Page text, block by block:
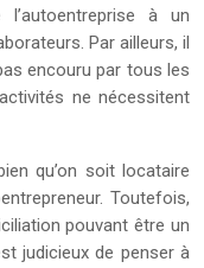
l’autoentreprise à un
Par ailleurs, il
encouru par tous les
ne nécessitent
qu’on soit locataire
Toutefois,
pouvant être un
judicieux de penser à